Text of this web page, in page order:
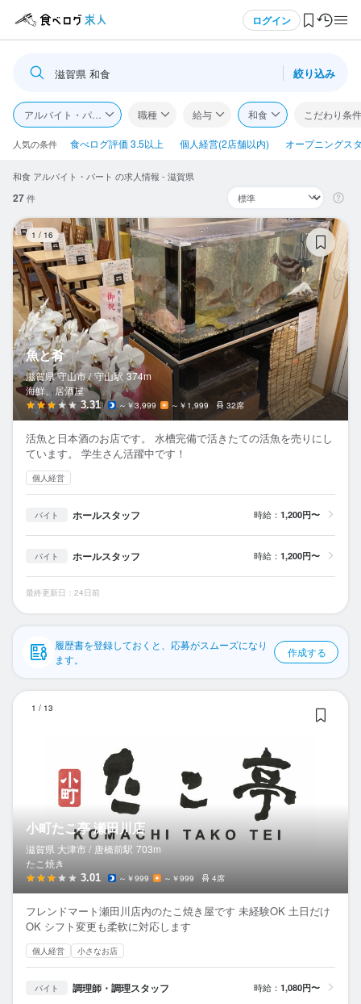
ログイン
食べログ求人TOP
求人検索
閲覧履歴
気になる求人
検索履歴・保存した条件
応募履歴
WEB履歴書
スカウト・メルマガ受信設定
ヘルプ・お問い合わせフォーム
掲載をご検討の店舗様へ
プライバシーポリシー
企業情報
滋賀県 和食 絞り込み
アルバイト・パート 職種 給与 和食 こだわり条件
人気の条件 食べログ評価 3.5以上 個人経営(2店舗以内) オープニングス
和食 アルバイト・パート の求人情報 - 滋賀県
27件
1 / 16
魚と肴
滋賀県 守山市 / 守山駅 374m
海鮮、居酒屋
3.31 ～￥3,999 ～￥1,999 32席
活魚と日本酒のお店です。 水槽完備で活きたての活魚を売りにし
ています。 学生さん活躍中です！
個人経営
バイト ホールスタッフ 時給： 1,200円〜
バイト ホールスタッフ 時給： 1,200円〜
最終更新日：24日前
履歴書を登録しておくと、応募がスムーズになり
ます。
作成する
1 / 13
小町たこ亭 瀬田川店
滋賀県 大津市 / 唐橋前駅 703m
たこ焼き
3.01 ～￥999 ～￥999 4席
フレンドマート瀬田川店内のたこ焼き屋です 未経験OK 土日だけ
OK シフト変更も柔軟に対応します
個人経営 小さなお店
バイト 調理師・調理スタッフ 時給： 1,080円〜